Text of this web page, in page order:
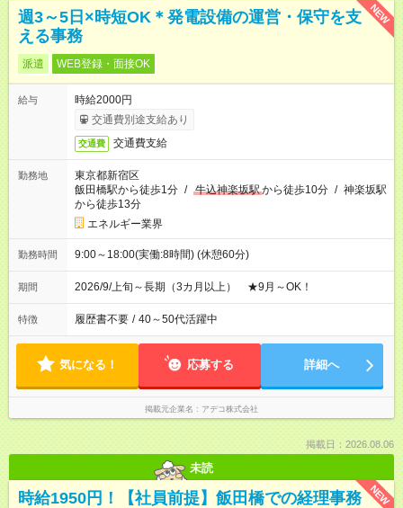
NEW
週3～5日×時短OK＊発電設備の運営・保守を支
える事務
派遣 WEB登録・面接OK
給与
時給2000円
交通費別途支給あり
交通費 交通費支給
勤務地
東京都新宿区
飯田橋駅から徒歩1分 / 牛込神楽坂駅から徒歩10分 / 神楽坂駅
から徒歩13分
エネルギー業界
勤務時間 9:00～18:00(実働:8時間) (休憩60分)
期間 2026/9/上旬～長期（3カ月以上） ★9月～OK！
特徴 履歴書不要 / 40～50代活躍中
気になる！ 応募する 詳細へ
掲載元企業名 アデコ株式会社
掲載日：2026.08.06
未読
NEW
時給1950円！【社員前提】飯田橋での経理事務